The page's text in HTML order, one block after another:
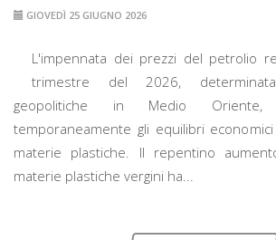
GIOVEDÌ 25 GIUGNO 2026
L'impennata dei prezzi del petrolio
trimestre del 2026,
geopolitiche in Medio
temporaneamente gli equilibri
materie plastiche. Il repentino
materie plastiche vergini ha...